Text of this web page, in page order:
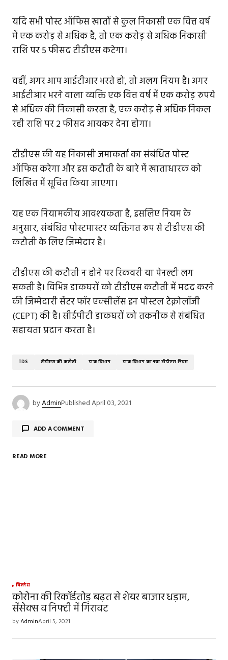
यदि सभी पोस्ट ऑफिस खातों से कुल निकासी एक वित्त वर्ष
में एक करोड़ से अधिक है, तो एक करोड़ से अधिक निकासी
राशि पर 5 फीसद टीडीएस कटेगा।
वहीं, अगर आप आईटीआर भरते हो, तो अलग नियम है। अगर
आईटीआर भरने वाला व्यक्ति एक वित्त वर्ष में एक करोड़ रुपये
से अधिक की निकासी करता है, एक करोड़ से अधिक निकल
रही राशि पर 2 फीसद आयकर देना होगा।
टीडीएस की यह निकासी जमाकर्ता का संबंधित पोस्ट
ऑफिस करेगा और इस कटौती के बारे में खाताधारक को
लिखित में सूचित किया जाएगा।
यह एक नियामकीय आवश्यकता है, इसलिए नियम के
अनुसार, संबंधित पोस्टमास्टर व्यक्तिगत रूप से टीडीएस की
कटौती के लिए जिम्मेदार है।
टीडीएस की कटौती न होने पर रिकवरी या पेनल्टी लग
सकती है। विभिन्न डाकघरों को टीडीएस कटौती में मदद करने
की जिम्मेदारी सेंटर फॉर एक्सीलेंस इन पोस्टल टेक्नोलॉजी
(CEPT) की है। सीईपीटी डाकघरों को तकनीक से संबंधित
सहायता प्रदान करता है।
TDS टीडीएस की कटौती डाक विभाग डाक विभाग का नया टीडीएस नियम
byAdminPublishedApril 03, 2021
ADD A COMMENT
Your E-mail *
browser for the next time I comment.
READ MORE
बिज़नेस
कोरोना की रिकॉर्डतोड़ बढ़त से शेयर बाजार धड़ाम,
सेंसेक्स व निफ्टी में गिरावट
byAdminApril 5, 2021